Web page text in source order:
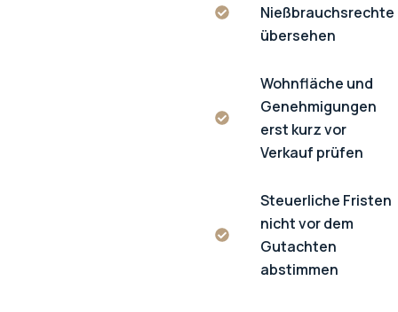
Nießbrauchsrechte
übersehen
Wohnfläche und
Genehmigungen
erst kurz vor
Verkauf prüfen
Steuerliche Fristen
nicht vor dem
Gutachten
abstimmen